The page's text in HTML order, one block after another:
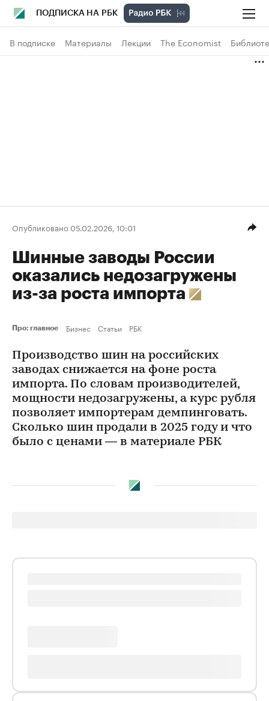
ПОДПИСКА НА РБК
В подписке Материалы Лекции The Economist
Опубликовано 05.02.2026, 10:01
Шинные заводы России
оказались недозагружены
из-за роста импорта
Про: главное Бизнес Статьи РБК
Производство шин на российских
заводах снижается на фоне роста
импорта. По словам производителей,
мощности недозагружены, а курс рубля
позволяет импортерам демпинговать.
Сколько шин продали в 2025 году и что
было с ценами — в материале РБК